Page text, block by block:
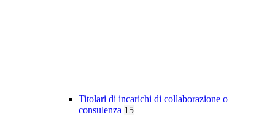
Titolari di incarichi di collaborazione o
consulenza 15